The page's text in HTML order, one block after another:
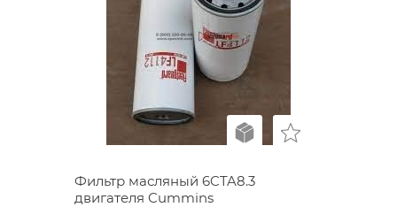
Фильтр масляный 6CTA8.3
двигателя Cummins